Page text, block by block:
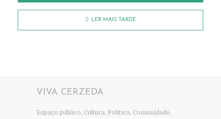
LER MAIS TARDE
VIVA CERZEDA
Espaço público, Cultura, Política, Comunidade,